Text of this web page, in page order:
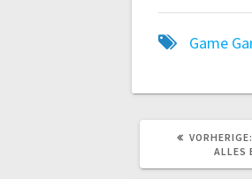
Game
VORHERIGE:
ALLES